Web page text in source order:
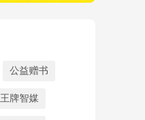
公益赠书
王牌智媒